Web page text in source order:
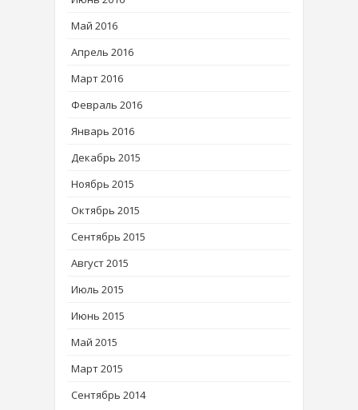
Май 2016
Апрель 2016
Март 2016
Февраль 2016
Январь 2016
Декабрь 2015
Ноябрь 2015
Октябрь 2015
Сентябрь 2015
Август 2015
Июль 2015
Июнь 2015
Май 2015
Март 2015
Сентябрь 2014